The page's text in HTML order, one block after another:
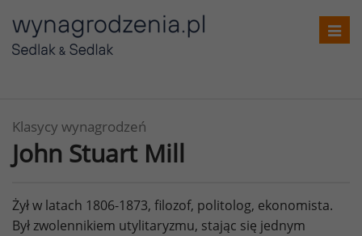
Klasycy wynagrodzeń
John Stuart Mill
Żył w latach 1806-1873, filozof, politolog, ekonomista.
Był zwolennikiem utylitaryzmu, stając się jednym